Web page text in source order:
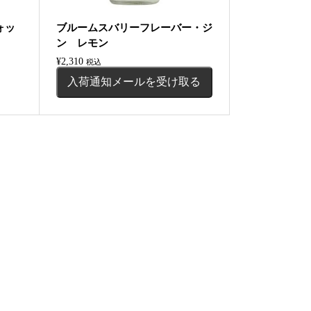
ッ
ブルームスバリーフレーバー・ジ
ン レモン
¥2,310 税込
入荷通知メールを受け取る